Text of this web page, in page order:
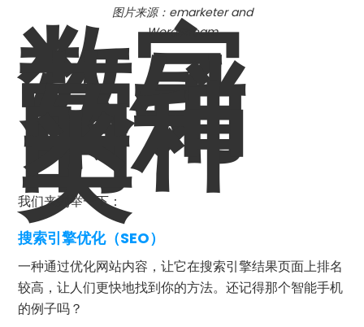
图片来源：emarketer and
WordStream
数字
营销
的种
类
我们来列举一下：
搜索引擎优化（SEO）
一种通过优化网站内容，让它在搜索引擎结果页面上排名
较高，让人们更快地找到你的方法。还记得那个智能手机
的例子吗？